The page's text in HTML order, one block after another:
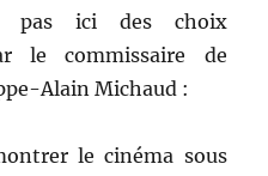
pas ici des choix
le commissaire de
Alain Michaud :
le cinéma sous